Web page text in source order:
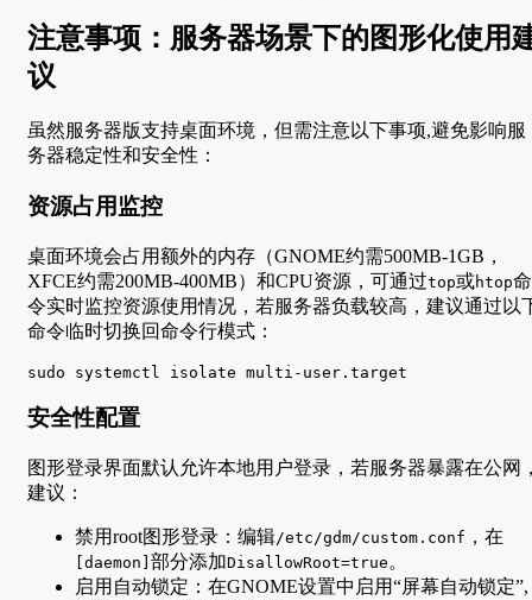
注意事项：服务器场景下的图形化使用
议
虽然服务器版支持桌面环境，但需注意以下事项,避免影响服
务器稳定性和安全性：
资源占用监控
桌面环境会占用额外的内存（GNOME约需500MB-1GB，
XFCE约需200MB-400MB）和CPU资源，可通过top或htop命
令实时监控资源使用情况，若服务器负载较高，建议通过以
命令临时切换回命令行模式：
sudo systemctl isolate multi-user.target
安全性配置
图形登录界面默认允许本地用户登录，若服务器暴露在公网
建议：
禁用root图形登录：编辑/etc/gdm/custom.conf ，在
[daemon] 部分添加DisallowRoot=true 。
启用自动锁定：在GNOME设置中启用“屏幕自动锁定”,